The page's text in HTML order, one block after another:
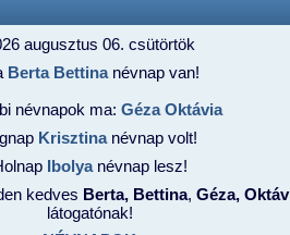
augusztus 06. csütörtök
BertaBettinanévnap van!
névnapok ma: GézaOktávia
Krisztinanévnap volt!
Ibolyanévnap lesz!
kedves Berta, Bettina, Géza,
látogatónak!